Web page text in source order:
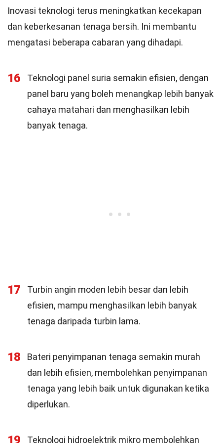
Inovasi teknologi terus meningkatkan kecekapan
dan keberkesanan tenaga bersih. Ini membantu
mengatasi beberapa cabaran yang dihadapi.
16
Teknologi panel suria semakin efisien, dengan
panel baru yang boleh menangkap lebih banyak
cahaya matahari dan menghasilkan lebih
banyak tenaga.
17
Turbin angin moden lebih besar dan lebih
efisien, mampu menghasilkan lebih banyak
tenaga daripada turbin lama.
18
Bateri penyimpanan tenaga semakin murah
dan lebih efisien, membolehkan penyimpanan
tenaga yang lebih baik untuk digunakan ketika
diperlukan.
19 Teknologi hidroelektrik mikro membolehkan